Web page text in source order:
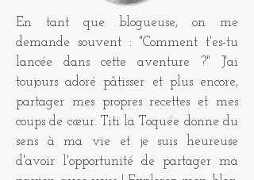
En tant que blogueuse, on me
demande souvent : "Comment t'es-tu
lancée dans cette aventure ?" J'ai
toujours adoré pâtisser et plus encore,
partager mes propres recettes et mes
coups de cœur. Titi la Toquée donne du
sens à ma vie et je suis heureuse
d'avoir l'opportunité de partager ma